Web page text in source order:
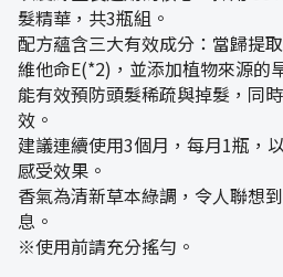
髮精華，共3瓶組。
配方蘊含三大有效成分：當歸提
維他命E(*2)，並添加植物來源的
能有效預防頭髮稀疏與掉髮，同
效。
建議連續使用3個月，每月1瓶，
感受效果。
香氣為清新草本綠調，令人聯想
息。
※使用前請充分搖勻。